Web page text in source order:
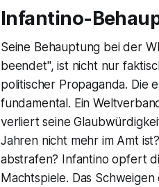
Infantino-
Seine Behauptung bei der
beendet", ist nicht nur
politischer Propaganda. Die
fundamental. Ein
verliert seine
Jahren nicht mehr im Amt
abstrafen? Infantino opfert
Machtspiele. Das